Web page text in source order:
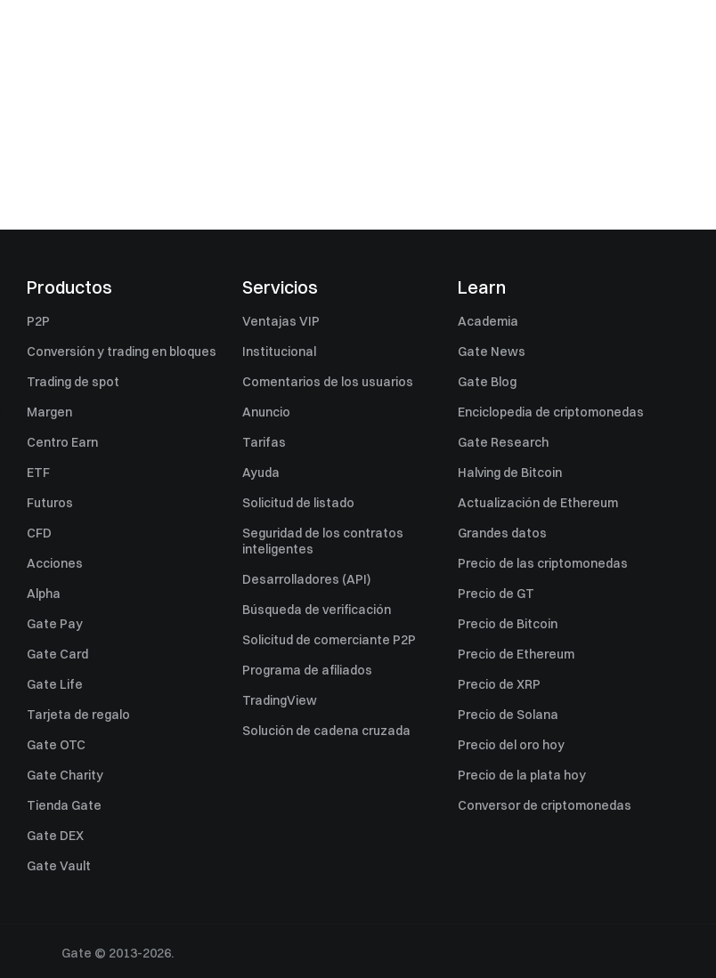
Productos
P2P
Conversión y trading en bloques
Trading de spot
Margen
Centro Earn
ETF
Futuros
CFD
Acciones
Alpha
Gate Pay
Gate Card
Gate Life
Tarjeta de regalo
Gate OTC
Gate Charity
Tienda Gate
Gate DEX
Gate Vault
Servicios
Ventajas VIP
Institucional
Comentarios de los usuarios
Anuncio
Tarifas
Ayuda
Solicitud de listado
Seguridad de los contratos
inteligentes
Desarrolladores (API)
Búsqueda de verificación
Solicitud de comerciante P2P
Programa de afiliados
TradingView
Solución de cadena cruzada
Learn
Academia
Gate News
Gate Blog
Enciclopedia de criptomonedas
Gate Research
Halving de Bitcoin
Actualización de Ethereum
Grandes datos
Precio de las criptomonedas
Precio de GT
Precio de Bitcoin
Precio de Ethereum
Precio de XRP
Precio de Solana
Precio del oro hoy
Precio de la plata hoy
Conversor de criptomonedas
Gate © 2013-2026.